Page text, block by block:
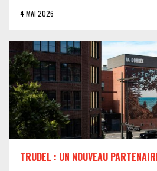
4 MAI 2026
TRUDEL : UN NOUVEAU